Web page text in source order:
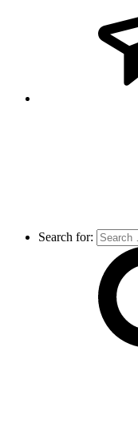
Search for: